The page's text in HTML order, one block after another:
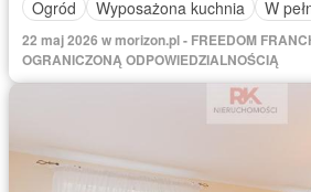
Ogród
Wyposażona kuchnia W
22 maj 2026 w morizon.pl - FREEDOM
OGRANICZONĄ ODPOWIEDZIALNOŚCIĄ